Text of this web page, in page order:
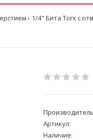
1/4" Бита Torx с
Артикул:
Наличие: